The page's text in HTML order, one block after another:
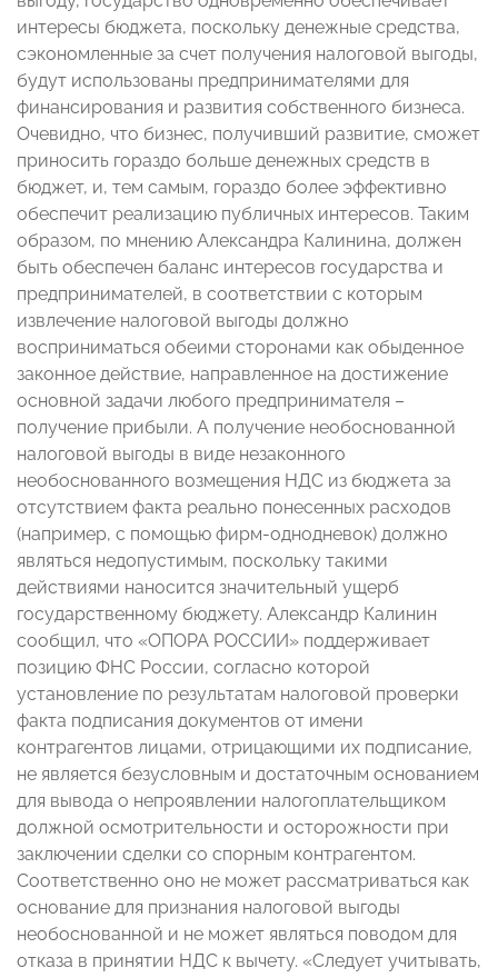
интересы бюджета, поскольку денежные средства,
сэкономленные за счет получения налоговой выгоды,
будут использованы предпринимателями для
финансирования и развития собственного бизнеса.
Очевидно, что бизнес, получивший развитие, сможет
приносить гораздо больше денежных средств в
бюджет, и, тем самым, гораздо более эффективно
обеспечит реализацию публичных интересов. Таким
образом, по мнению Александра Калинина, должен
быть обеспечен баланс интересов государства и
предпринимателей, в соответствии с которым
извлечение налоговой выгоды должно
восприниматься обеими сторонами как обыденное
законное действие, направленное на достижение
основной задачи любого предпринимателя –
получение прибыли. А получение необоснованной
налоговой выгоды в виде незаконного
необоснованного возмещения НДС из бюджета за
отсутствием факта реально понесенных расходов
(например, с помощью фирм-однодневок) должно
являться недопустимым, поскольку такими
действиями наносится значительный ущерб
государственному бюджету. Александр Калинин
сообщил, что «ОПОРА РОССИИ» поддерживает
позицию ФНС России, согласно которой
установление по результатам налоговой проверки
факта подписания документов от имени
контрагентов лицами, отрицающими их подписание,
не является безусловным и достаточным основанием
для вывода о непроявлении налогоплательщиком
должной осмотрительности и осторожности при
заключении сделки со спорным контрагентом.
Соответственно оно не может рассматриваться как
основание для признания налоговой выгоды
необоснованной и не может являться поводом для
отказа в принятии НДС к вычету. «Следует учитывать,